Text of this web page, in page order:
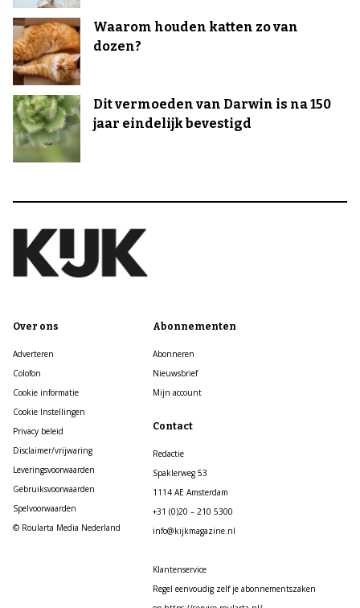
Waarom houden katten zo van
dozen?
Dit vermoeden van Darwin is na 150
jaar eindelijk bevestigd
Over ons
Adverteren
Colofon
Cookie informatie
Cookie Instellingen
Privacy beleid
Disclaimer/vrijwaring
Leveringsvoorwaarden
Gebruiksvoorwaarden
Spelvoorwaarden
© Roularta Media Nederland
Abonnementen
Abonneren
Nieuwsbrief
Mijn account
Contact
Redactie
Spaklerweg 53
1114 AE Amsterdam
+31 (0)20 – 210 5300
info@kijkmagazine.nl
Klantenservice
Regel eenvoudig zelf je abonnementszaken